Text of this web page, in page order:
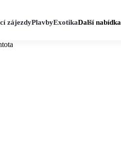
zájezdyPlavbyExotikaDalší nabídka